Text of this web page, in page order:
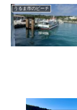
うるま市のビーチ